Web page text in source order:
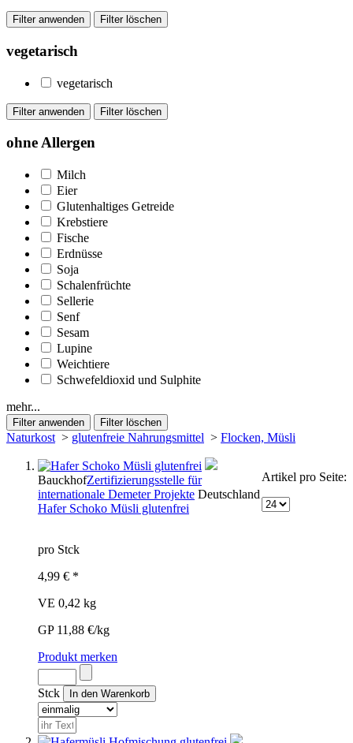
vegetarisch
vegetarisch
ohne Allergen
Milch
Eier
Glutenhaltiges Getreide
Krebstiere
Fische
Erdnüsse
Soja
Schalenfrüchte
Sellerie
Senf
Sesam
Lupine
Weichtiere
Schwefeldioxid und Sulphite
mehr...
Naturkost > glutenfreie Nahrungsmittel > Flocken, Müsli
Artikel pro Seite:
BauckhofZertifizierungsstelle für
internationale Demeter Projekte Deutschland
Hafer Schoko Müsli glutenfrei
pro Stck
4,99 € *
VE 0,42 kg
GP 11,88 €/kg
Produkt merken
Stck